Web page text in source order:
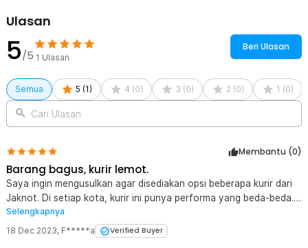
Ulasan
5/5 1 Ulasan
Beri Ulasan
Semua 5 (1 ) 4 (0) 3 (0) 2 (0) 1 (0)
Cari Ulasan
Membantu (0)
Barang bagus, kurir lemot.
Saya ingin mengusulkan agar disediakan opsi beberapa kurir dari
Jaknot. Di setiap kota, kurir ini punya performa yang beda-beda.
Di tempat saya, kurir yang sekarang ini lemot dan barang sering
keselip. Sampainya bisa berhari-hari, kadang harus disusul.
Contoh, yang terakhir beli ini, dikirim tgl 13, sampai tgl 18. Oke,
Selengkapnya
18 Dec 2023, F*****a Verified Buyer